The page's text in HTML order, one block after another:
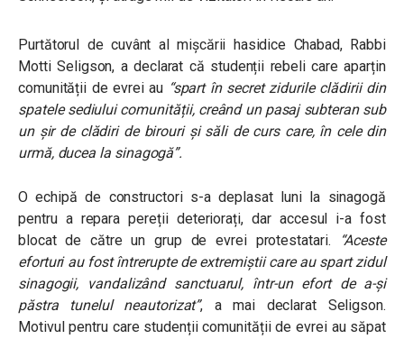
Purtătorul de cuvânt al mișcării hasidice Chabad, Rabbi
Motti Seligson, a declarat că studenții rebeli care aparțin
comunității de evrei au “spart în secret zidurile clădirii din
spatele sediului comunității, creând un pasaj subteran sub
un șir de clădiri de birouri și săli de curs care, în cele din
urmă, ducea la sinagogă”.
O echipă de constructori s-a deplasat luni la sinagogă
pentru a repara pereții deteriorați, dar accesul i-a fost
blocat de către un grup de evrei protestatari.
“Aceste
eforturi au fost întrerupte de extremiștii care au spart zidul
sinagogii, vandalizând sanctuarul, într-un efort de a-și
păstra tunelul neautorizat”, a mai declarat Seligson.
Motivul pentru care studenții comunității de evrei au săpat